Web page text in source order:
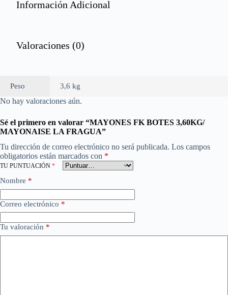
Información Adicional
Valoraciones (0)
Peso 3,6 kg
No hay valoraciones aún.
Sé el primero en valorar “MAYONES FK BOTES 3,60KG/
MAYONAISE LA FRAGUA”
Tu dirección de correo electrónico no será publicada. Los campos
obligatorios están marcados con *
TU PUNTUACIÓN *
Nombre *
Correo electrónico *
Tu valoración *